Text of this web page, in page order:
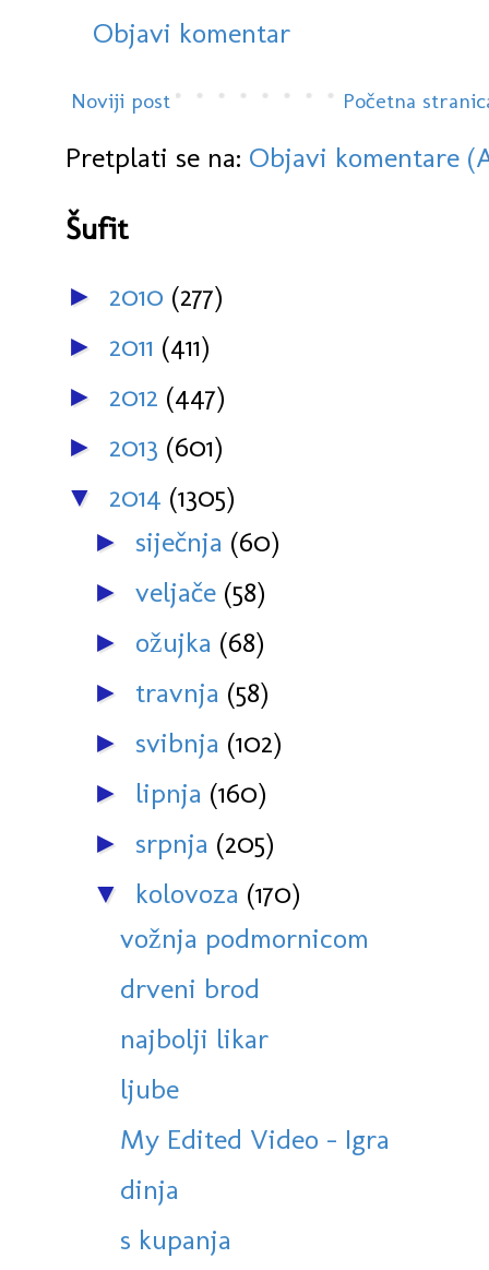
Objavi komentar
Noviji post Početna
Pretplati se na: Objavi komentare
Šufit
► 2010 (277)
► 2011 (411)
► 2012 (447)
► 2013 (601)
▼ 2014 (1305)
► siječnja (60)
► veljače (58)
► ožujka (68)
► travnja (58)
► svibnja (102)
► lipnja (160)
► srpnja (205)
▼ kolovoza (170)
vožnja podmornicom
drveni brod
najbolji likar
ljube
My Edited Video - Igra
dinja
s kupanja